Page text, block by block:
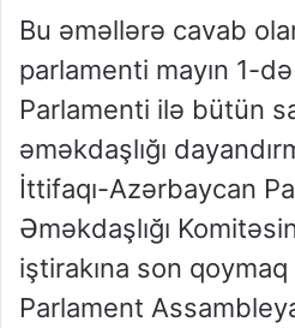
Bu əməllərə cavab
parlamenti mayın 1-
Parlamenti ilə bütün
əməkdaşlığı
İttifaqı-Azərbaycan
Əməkdaşlığı
iştirakına son
Parlament